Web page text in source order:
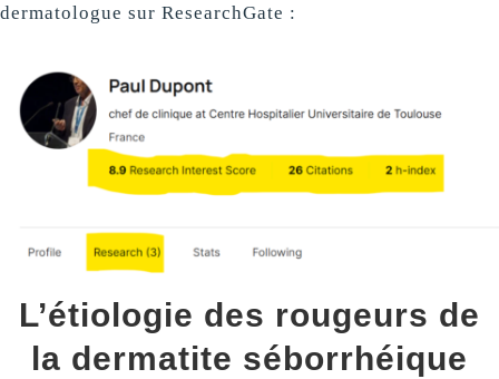
dermatologue sur ResearchGate :
L’étiologie des rougeurs de
la dermatite séborrhéique